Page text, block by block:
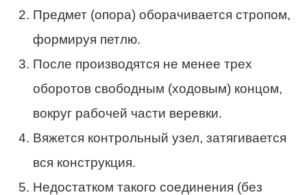
Предмет (опора) оборачивается стропом,
формируя петлю.
После производятся не менее трех
оборотов свободным (ходовым) концом,
вокруг рабочей части веревки.
Вяжется контрольный узел, затягивается
вся конструкция.
Недостатком такого соединения (без